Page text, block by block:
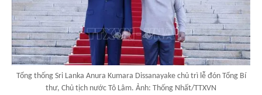
Tổng thống Sri Lanka Anura Kumara Dissanayake chủ trì lễ đón Tổng Bí
thư, Chủ tịch nước Tô Lâm. Ảnh: Thống Nhất/TTXVN